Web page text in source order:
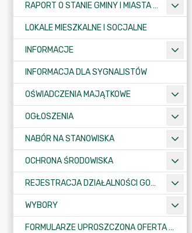
RAPORT O STANIE GMINY I MIASTA KRAJENKA
LOKALE MIESZKALNE I SOCJALNE
INFORMACJE
INFORMACJA DLA SYGNALISTÓW
OŚWIADCZENIA MAJĄTKOWE
OGŁOSZENIA
NABÓR NA STANOWISKA
OCHRONA ŚRODOWISKA
REJESTRACJA DZIAŁALNOŚCI GOSPODARCZEJ
WYBORY
FORMULARZE UPROSZCZONA OFERTA WYKONANIA ZADANIA PUBLICZNEGO